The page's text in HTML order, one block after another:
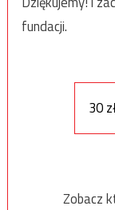
fundacji.
30
Zobacz